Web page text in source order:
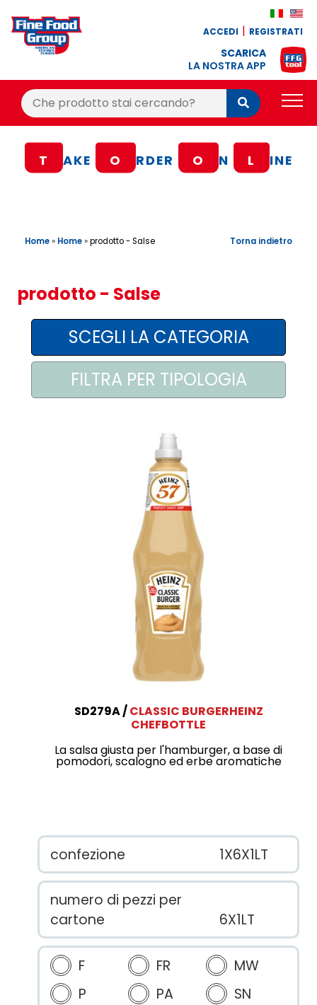
ACCEDI REGISTRATI
SCARICA
LA NOSTRA APP
Cerca:
Cerca
BLOG
CONTATTI
AREA AGENTI
T AKE O RDER O N L INE
Home» Home»prodotto - Salse Torna indietro
prodotto - Salse
SD279A
CLASSIC BURGERHEINZ
CHEFBOTTLE
La salsa giusta per l'hamburger, a base di
pomodori, scalogno ed erbe aromatiche
confezione 1X6X1LT
numero di pezzi per
cartone
6X1LT
F FR
MW
P
PA SN